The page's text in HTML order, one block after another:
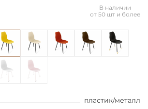
В наличии
от 50 шт и более
пластик/металл